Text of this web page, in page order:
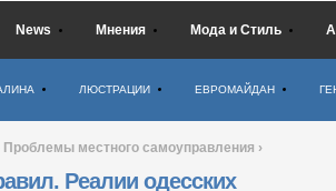
News Мнения Мода и Стиль
ЛЮСТРАЦИИ ЕВРОМАЙДАН
Проблемы местного самоуправления ›
Реалии одесских